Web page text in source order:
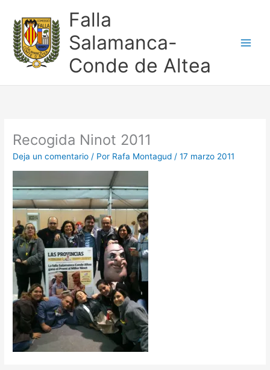
contenido
Falla
Salamanca-
Conde de Altea
Recogida Ninot 2011
Deja un comentario / Por Rafa Montagud/17 marzo 2011